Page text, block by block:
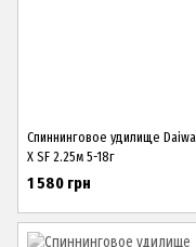
Спиннинговое удилище
X SF 2.25м 5-18г
1 580 грн